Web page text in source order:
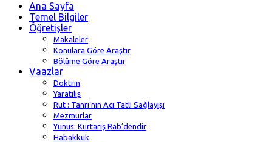
Ana Sayfa
Temel Bilgiler
Öğretişler
Makaleler
Konulara Göre Araştır
Bölüme Göre Araştır
Vaazlar
Doktrin
Yaratılış
Rut : Tanrı’nın Acı Tatlı Sağlayışı
Mezmurlar
Yunus: Kurtarış Rab’dendir
Habakkuk